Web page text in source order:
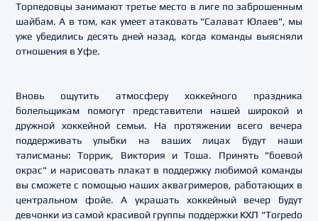
Торпедовцы занимают третье место в лиге по заброшенным
шайбам. А в том, как умеет атаковать "Салават Юлаев", мы
уже убедились десять дней назад, когда команды выясняли
отношения в Уфе.
Вновь ощутить атмосферу хоккейного праздника
болельщикам помогут представители нашей широкой и
дружной хоккейной семьи. На протяжении всего вечера
поддерживать улыбки на ваших лицах будут наши
талисманы: Торрик, Виктория и Тоша. Принять "боевой
окрас" и нарисовать плакат в поддержку любимой команды
вы сможете с помощью наших аквагримеров, работающих в
центральном фойе. А украшать хоккейный вечер будут
девчонки из самой красивой группы поддержки КХЛ "Torpedo